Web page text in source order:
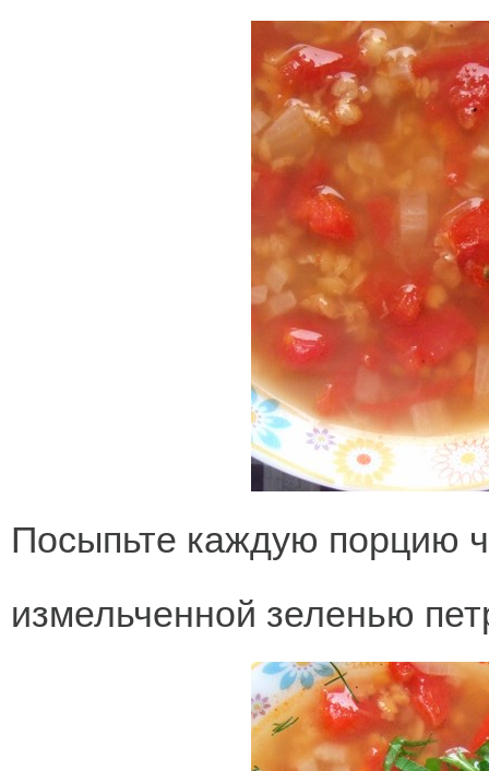
Посыпьте каждую порцию
измельченной зеленью